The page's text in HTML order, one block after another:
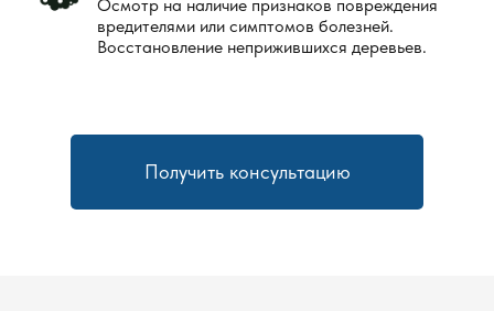
Осмотр на наличие признаков повреждения
вредителями или симптомов болезней.
Восстановление неприжившихся деревьев.
Получить консультацию